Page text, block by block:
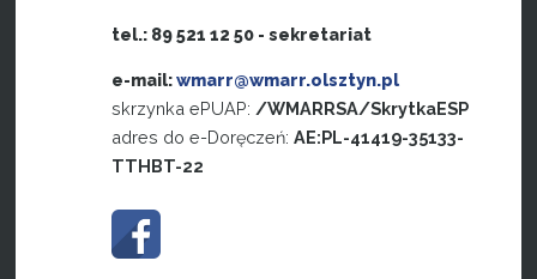
tel.: 89 521 12 50 - sekretariat
e-mail:wmarr@wmarr.olsztyn.pl
skrzynka ePUAP: /WMARRSA/SkrytkaESP
adres do e-Doręczeń:AE:PL-41419-35133-
TTHBT-22